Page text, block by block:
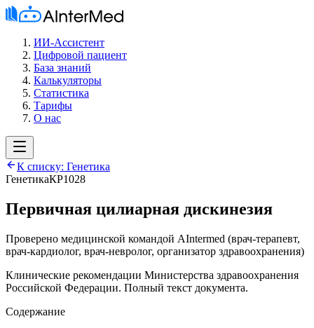
ИИ-Ассистент
Цифровой пациент
База знаний
Калькуляторы
Статистика
Тарифы
О нас
К списку: Генетика
ГенетикаКР1028
Первичная цилиарная дискинезия
Проверено медицинской командой AIntermed (врач-терапевт,
врач-кардиолог, врач-невролог, организатор здравоохранения)
Клинические рекомендации Министерства здравоохранения
Российской Федерации. Полный текст документа.
Содержание